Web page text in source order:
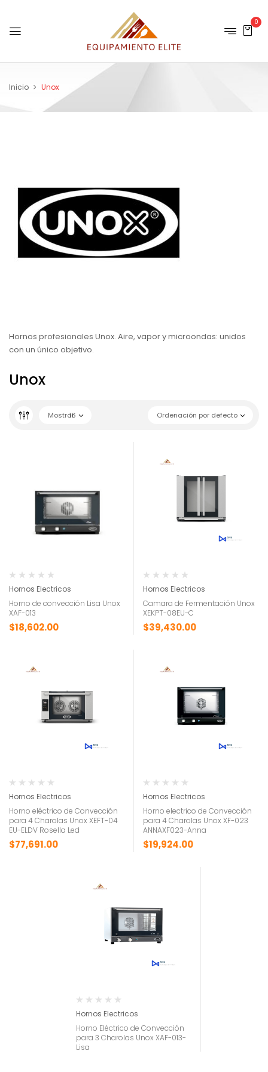
0
Inicio Unox
Hornos profesionales Unox. Aire, vapor y microondas: unidos
con un único objetivo.
Unox
Ordenación por defecto
Mostrar
16
Hornos Electricos
Horno de convección Lisa Unox
XAF-013
$18,602.00
Hornos Electricos
Camara de Fermentación Unox
XEKPT-08EU-C
$39,430.00
Hornos Electricos
Horno eléctrico de Convección
para 4 Charolas Unox XEFT-04
EU-ELDV Rosella Led
$77,691.00
Hornos Electricos
Horno electrico de Convección
para 4 Charolas Unox XF-023
ANNAXF023-Anna
$19,924.00
Hornos Electricos
Horno Eléctrico de Convección
para 3 Charolas Unox XAF-013-
Lisa